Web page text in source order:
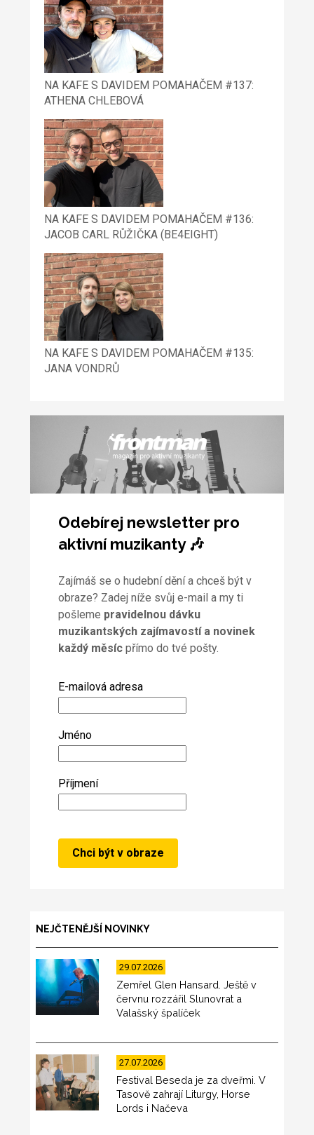
NA KAFE S DAVIDEM POMAHAČEM #137:
ATHENA CHLEBOVÁ
NA KAFE S DAVIDEM POMAHAČEM #136:
JACOB CARL RŮŽIČKA (BE4EIGHT)
NA KAFE S DAVIDEM POMAHAČEM #135:
JANA VONDRŮ
Odebírej newsletter pro
aktivní muzikanty 🎶
Zajímáš se o hudební dění a chceš být v
obraze? Zadej níže svůj e-mail a my ti
pošleme pravidelnou dávku
muzikantských zajímavostí a novinek
každý měsícpřímo do tvé pošty.
E-mailová adresa
Jméno
Příjmení
NEJČTENĚJŠÍ NOVINKY
29.07.2026
Zemřel Glen Hansard. Ještě v
červnu rozzářil Slunovrat a
Valašský špalíček
27.07.2026
Festival Beseda je za dveřmi. V
Tasově zahrají Liturgy, Horse
Lords i Načeva